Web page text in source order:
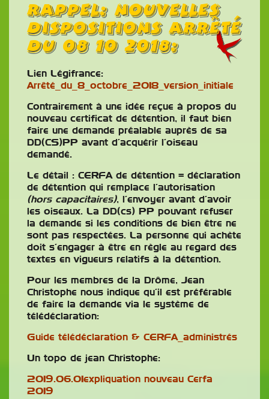
Rappel: Nouvelles
dispositions arrêté
du 08 10 2018:
Lien Légifrance:
Arrêté_du_8_octobre_2018_version_initiale
Contrairement à une idée reçue à propos du
nouveau certificat de détention, il faut bien
faire une demande préalable auprès de sa
DD(CS)PP avant d’acquérir l’oiseau
demandé.
Le détail : CERFA de détention = déclaration
de détention qui remplace l’autorisation
(hors capacitaires), l’envoyer avant d’avoir
les oiseaux. La DD(cs) PP pouvant refuser
la demande si les conditions de bien être ne
sont pas respectées. La personne qui achète
doit s’engager à être en règle au regard des
textes en vigueurs relatifs à la détention.
Pour les membres de la Drôme, Jean
Christophe nous indique qu’il est préférable
de faire la demande via le système de
télédéclaration:
Guide télédéclaration & CERFA_administrés
Un topo de jean Christophe:
2019.06.01expliquation nouveau Cerfa
2019